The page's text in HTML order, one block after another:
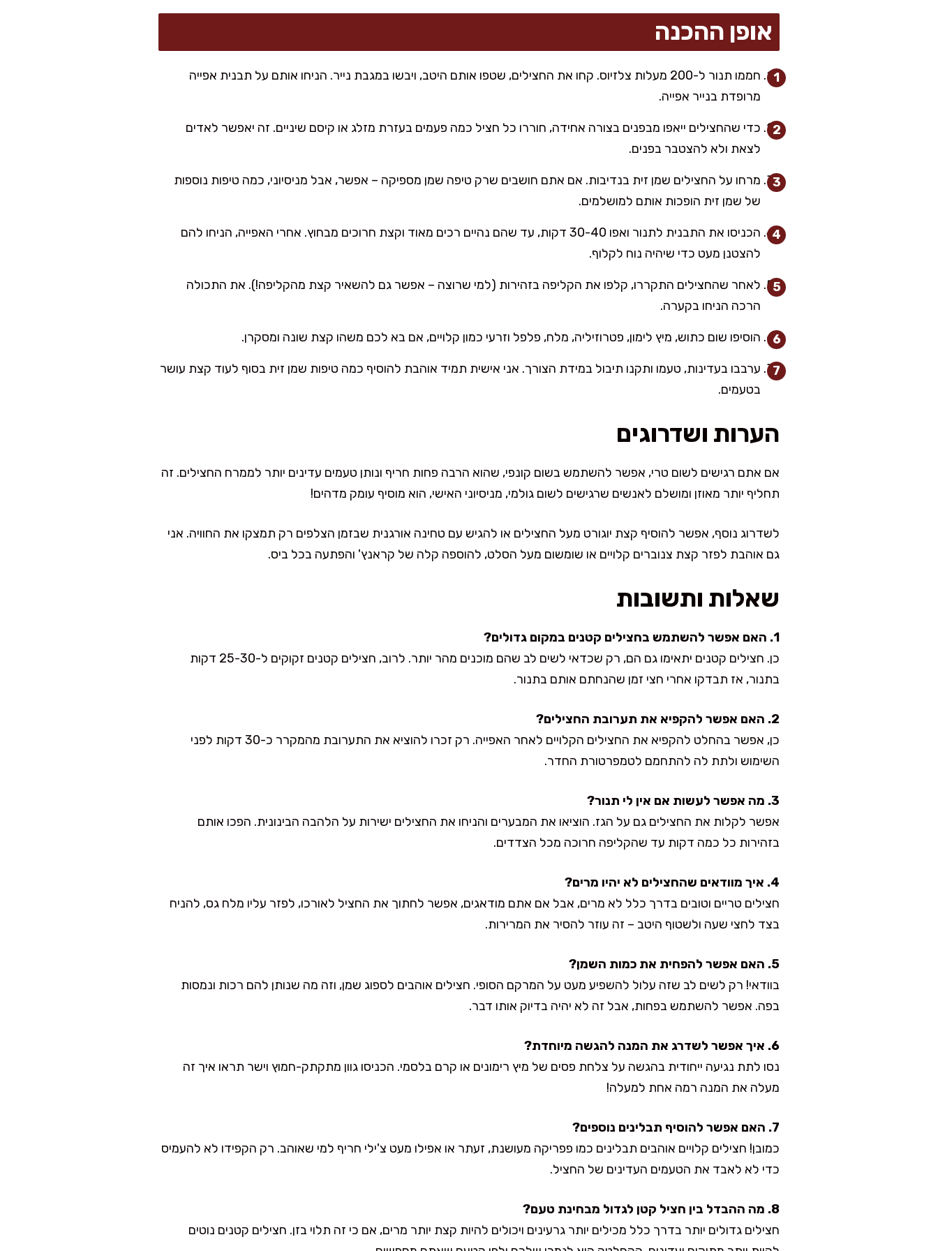
אופן ההכנה
חממו תנור ל-200 מעלות צלזיוס. קחו את החצילים, שטפו אותם היטב, ויבשו במגבת נייר. הניחו אותם על תבנית אפייה
מרופדת בנייר אפייה.
כדי שהחצילים ייאפו מבפנים בצורה אחידה, חוררו כל חציל כמה פעמים בעזרת מזלג או קיסם שיניים. זה יאפשר לאדים
לצאת ולא להצטבר בפנים.
מרחו על החצילים שמן זית בנדיבות. אם אתם חושבים שרק טיפה שמן מספיקה – אפשר, אבל מניסיוני, כמה טיפות נוספות
של שמן זית הופכות אותם למושלמים.
הכניסו את התבנית לתנור ואפו 30-40 דקות, עד שהם נהיים רכים מאוד וקצת חרוכים מבחוץ. אחרי האפייה, הניחו להם
להצטנן מעט כדי שיהיה נוח לקלוף.
לאחר שהחצילים התקררו, קלפו את הקליפה בזהירות (למי שרוצה – אפשר גם להשאיר קצת מהקליפה!). את התכולה
הרכה הניחו בקערה.
הוסיפו שום כתוש, מיץ לימון, פטרוזיליה, מלח, פלפל וזרעי כמון קלויים, אם בא לכם משהו קצת שונה ומסקרן.
ערבבו בעדינות, טעמו ותקנו תיבול במידת הצורך. אני אישית תמיד אוהבת להוסיף כמה טיפות שמן זית בסוף לעוד קצת עושר
בטעמים.
הערות ושדרוגים
אם אתם רגישים לשום טרי, אפשר להשתמש בשום קונפי, שהוא הרבה פחות חריף ונותן טעמים עדינים יותר לממרח החצילים. זה
תחליף יותר מאוזן ומושלם לאנשים שרגישים לשום גולמי, מניסיוני האישי, הוא מוסיף עומק מדהים!
לשדרוג נוסף, אפשר להוסיף קצת יוגורט מעל החצילים או להגיש עם טחינה אורגנית שבזמן הצלפים רק תמצקו את החוויה. אני
גם אוהבת לפזר קצת צנוברים קלויים או שומשום מעל הסלט, להוספה קלה של קראנץ' והפתעה בכל ביס.
שאלות ותשובות
1. האם אפשר להשתמש בחצילים קטנים במקום גדולים?
כן. חצילים קטנים יתאימו גם הם, רק שכדאי לשים לב שהם מוכנים מהר יותר. לרוב, חצילים קטנים זקוקים ל-25-30 דקות
בתנור, אז תבדקו אחרי חצי זמן שהנחתם אותם בתנור.
2. האם אפשר להקפיא את תערובת החצילים?
כן, אפשר בהחלט להקפיא את החצילים הקלויים לאחר האפייה. רק זכרו להוציא את התערובת מהמקרר כ-30 דקות לפני
השימוש ולתת לה להתחמם לטמפרטורת החדר.
3. מה אפשר לעשות אם אין לי תנור?
אפשר לקלות את החצילים גם על הגז. הוציאו את המבערים והניחו את החצילים ישירות על הלהבה הבינונית. הפכו אותם
בזהירות כל כמה דקות עד שהקליפה חרוכה מכל הצדדים.
4. איך מוודאים שהחצילים לא יהיו מרים?
חצילים טריים וטובים בדרך כלל לא מרים, אבל אם אתם מודאגים, אפשר לחתוך את החציל לאורכו, לפזר עליו מלח גס, להניח
בצד לחצי שעה ולשטוף היטב – זה עוזר להסיר את המרירות.
5. האם אפשר להפחית את כמות השמן?
בוודאי! רק לשים לב שזה עלול להשפיע מעט על המרקם הסופי. חצילים אוהבים לספוג שמן, וזה מה שנותן להם רכות ונמסות
בפה. אפשר להשתמש בפחות, אבל זה לא יהיה בדיוק אותו דבר.
6. איך אפשר לשדרג את המנה להגשה מיוחדת?
נסו לתת נגיעה ייחודית בהגשה על צלחת פסים של מיץ רימונים או קרם בלסמי. הכניסו גוון מתקתק-חמוץ וישר תראו איך זה
מעלה את המנה רמה אחת למעלה!
7. האם אפשר להוסיף תבלינים נוספים?
כמובן! חצילים קלויים אוהבים תבלינים כמו פפריקה מעושנת, זעתר או אפילו מעט צ'ילי חריף למי שאוהב. רק הקפידו לא להעמיס
כדי לא לאבד את הטעמים העדינים של החציל.
8. מה ההבדל בין חציל קטן לגדול מבחינת טעם?
חצילים גדולים יותר בדרך כלל מכילים יותר גרעינים ויכולים להיות קצת יותר מרים, אם כי זה תלוי בזן. חצילים קטנים נוטים